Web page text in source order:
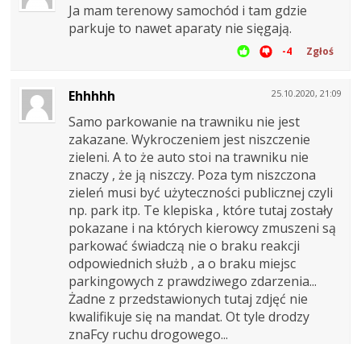
Ja mam terenowy samochód i tam gdzie
parkuje to nawet aparaty nie sięgają.
-4 Zgłoś
25.10.2020, 21:09
Ehhhhh
Samo parkowanie na trawniku nie jest
zakazane. Wykroczeniem jest niszczenie
zieleni. A to że auto stoi na trawniku nie
znaczy , że ją niszczy. Poza tym niszczona
zieleń musi być użyteczności publicznej czyli
np. park itp. Te klepiska , które tutaj zostały
pokazane i na których kierowcy zmuszeni są
parkować świadczą nie o braku reakcji
odpowiednich służb , a o braku miejsc
parkingowych z prawdziwego zdarzenia...
Żadne z przedstawionych tutaj zdjęć nie
kwalifikuje się na mandat. Ot tyle drodzy
znaFcy ruchu drogowego...